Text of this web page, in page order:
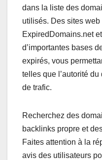
dans la liste des
utilisés. Des sites web
ExpiredDomains.net
d’importantes bases
expirés, vous
telles que l’autorité
de trafic.
Recherchez des
backlinks propre et
Faites attention à la
avis des utilisateurs